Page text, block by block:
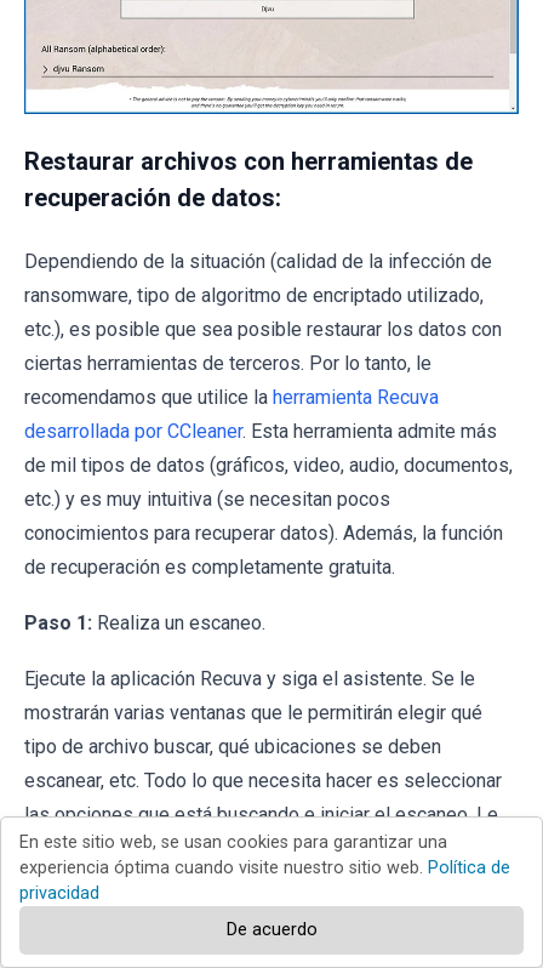
Restaurar archivos con herramientas de
recuperación de datos:
Dependiendo de la situación (calidad de la infección de
ransomware, tipo de algoritmo de encriptado utilizado,
etc.), es posible que sea posible restaurar los datos con
ciertas herramientas de terceros. Por lo tanto, le
recomendamos que utilice la herramienta Recuva
desarrollada por CCleaner. Esta herramienta admite más
de mil tipos de datos (gráficos, video, audio, documentos,
etc.) y es muy intuitiva (se necesitan pocos
conocimientos para recuperar datos). Además, la función
de recuperación es completamente gratuita.
Paso 1: Realiza un escaneo.
Ejecute la aplicación Recuva y siga el asistente. Se le
mostrarán varias ventanas que le permitirán elegir qué
tipo de archivo buscar, qué ubicaciones se deben
escanear, etc. Todo lo que necesita hacer es seleccionar
las opciones que está buscando e iniciar el escaneo. Le
recomendamos que habilite el " Análisis Profundo
("Deep Scan
restringidas.
En este sitio web, se usan cookies para garantizar una
experiencia óptima cuando visite nuestro sitio web. Política de
privacidad
De acuerdo